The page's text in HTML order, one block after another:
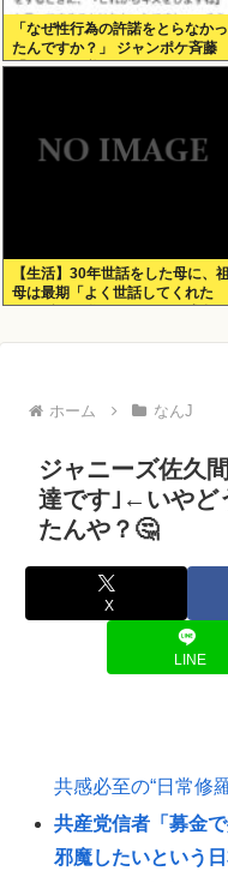
「なぜ性行為の許諾をとらなかっ
たんですか？」 ジャンポケ斉藤
「なぜとる必要があるんで
【生活】30年世話をした母に、祖
母は最期「よく世話してくれた
ホーム なんJ
ジャニーズ佐久
達です｣←いやど
たんや？🤔
X
LINE
共感必至の“日常修
共産党信者「募金
邪魔したいという